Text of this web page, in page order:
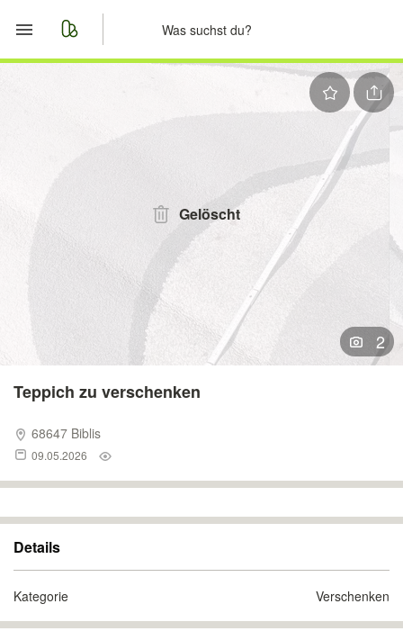
Anzeige aufgebenGelöscht
2
Teppich zu verschenken
68647 Biblis
09.05.2026
Details
Kategorie Verschenken